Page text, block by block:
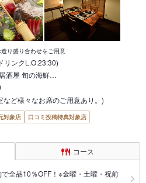
り盛り合わせをご用意
リンクL.O.23:30)
酒屋 旬の海鮮…
ど様々なお席のご用意あり。)
対象店
口コミ投稿特典対象店
コース
全品10％OFF！※金曜・土曜・祝前